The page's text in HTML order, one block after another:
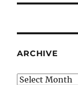
ARCHIVE
Archive